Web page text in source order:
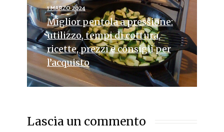
1 MARZO 2024
Miglior pentola a pressione:
utilizzo, tempi di cottura,
ricette, prezzi e consigli per
l’acquisto
Lascia un commento